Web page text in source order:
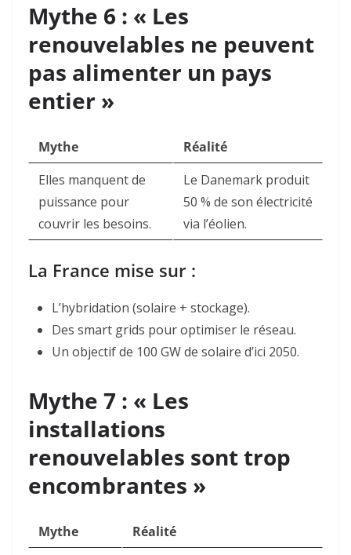
Mythe 6 : « Les
renouvelables ne peuvent
pas alimenter un pays
entier »
Mythe
Réalité
Elles manquent de
puissance pour
couvrir les besoins.
Le Danemark produit
50 % de son électricité
via l’éolien.
La France mise sur :
L’hybridation (solaire + stockage).
Des smart grids pour optimiser le réseau.
Un objectif de 100 GWde solaire d’ici 2050.
Mythe 7 : « Les
installations
renouvelables sont trop
encombrantes »
Mythe
Réalité